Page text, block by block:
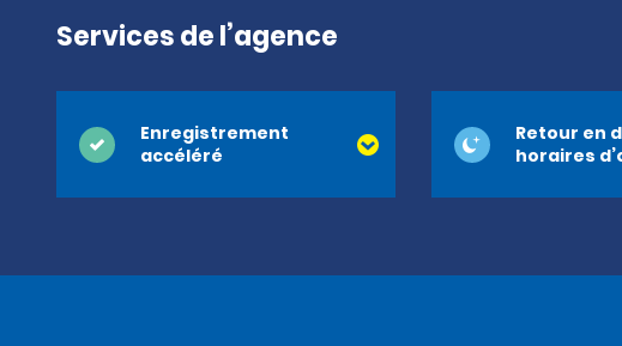
Services de l’agence
Enregistrement
accéléré
Retour en
horaires